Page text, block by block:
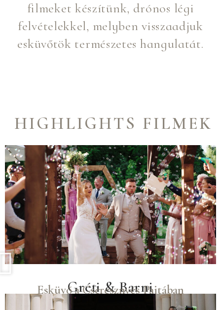
filmeket készítünk, drónos légi
felvételekkel, melyben visszaadjuk
esküvőtök természetes hangulatát.
HIGHLIGHTS FILMEK
Gréti & Barni
Esküvő a Cseresznyés Pajtában